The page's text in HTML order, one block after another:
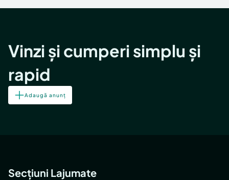
Vinzi și cumperi simplu și
rapid
Adaugă anunț
Secțiuni Lajumate